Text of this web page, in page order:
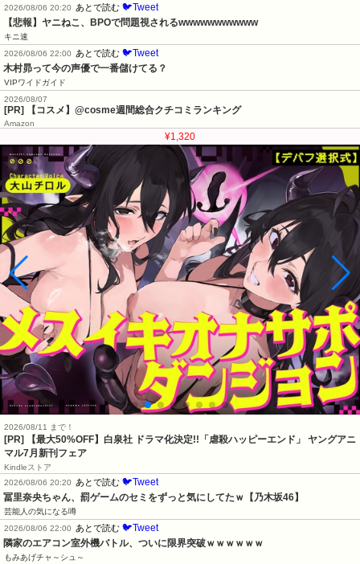
2026/08/06 20:20
あとで読む 🐦Tweet
【悲報】ヤニねこ、BPOで問題視されるwwwwwwwwwww
キニ速
2026/08/06 22:00
あとで読む 🐦Tweet
木村昴って今の声優で一番儲けてる？
VIPワイドガイド
2026/08/07
[PR] 【コスメ】@cosme週間総合クチコミランキング
Amazon
¥1,320
2026/08/11 まで！
[PR] 【最大50%OFF】白泉社 ドラマ化決定!!「虐殺ハッピーエンド」 ヤングアニ
マル7月新刊フェア
Kindleストア
2026/08/06 20:20
あとで読む 🐦Tweet
冨里奈央ちゃん、罰ゲームのセミをずっと気にしてたｗ【乃木坂46】
芸能人の気になる噂
2026/08/06 22:00
あとで読む 🐦Tweet
隣家のエアコン室外機バトル、ついに限界突破ｗｗｗｗｗｗ
もみあげチャ～シュ～